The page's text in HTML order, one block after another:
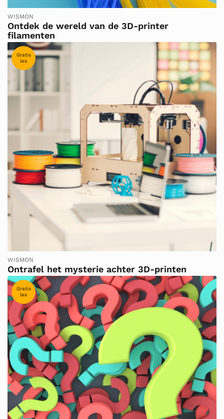
WISMON
Ontdek de wereld van de 3D-printer
filamenten
Gratis
les
WISMON
Ontrafel het mysterie achter 3D-printen
Gratis
les